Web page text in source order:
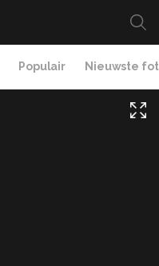
Populair Nieuwste